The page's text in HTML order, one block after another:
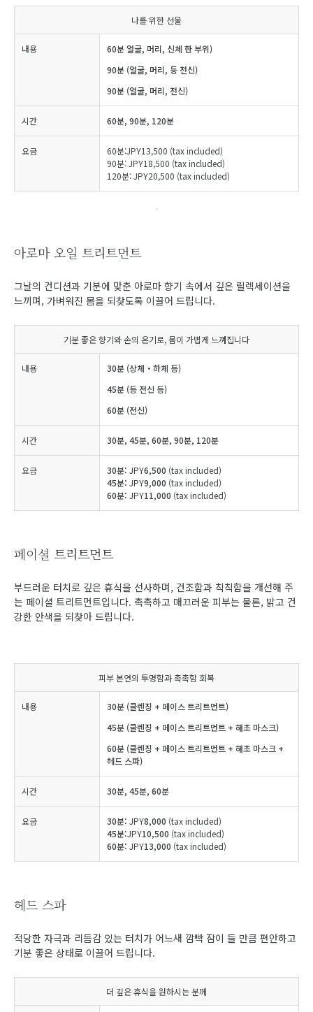
나를 위한 선물
내용
60분 얼굴, 머리, 신체 한 부위)
90분 (얼굴, 머리, 등 전신)
90분 (얼굴, 머리, 전신)
시간 60분, 90분, 120분
요금
60분:JPY13,500 (tax included)
90분: JPY18,500 (tax included)
120분: JPY20,500 (tax included)
아로마 오일 트리트먼트
그날의 컨디션과 기분에 맞춘 아로마 향기 속에서 깊은 릴렉세이션을
느끼며, 가벼워진 몸을 되찾도록 이끌어 드립니다.
기분 좋은 향기와 손의 온기로, 몸이 가볍게 느껴집니다
내용
30분 (상체・하체 등)
45분 (등 전신 등)
60분 (전신)
시간 30분, 45분, 60분, 90분, 120분
요금 30분: JPY6,500 (tax included)
45분: JPY9,000 (tax included)
60분: JPY11,000 (tax included)
페이셜 트리트먼트
부드러운 터치로 깊은 휴식을 선사하며, 건조함과 칙칙함을 개선해 주
는 페이셜 트리트먼트입니다. 촉촉하고 매끄러운 피부는 물론, 밝고 건
강한 안색을 되찾아 드립니다.
피부 본연의 투명함과 촉촉함 회복
내용
30분 (클렌징 + 페이스 트리트먼트)
45분 (클렌징 + 페이스 트리트먼트 + 해초 마스크)
60분 (클렌징 + 페이스 트리트먼트 + 해초 마스크 +
헤드 스파)
시간 30분, 45분, 60분
요금 30분: JPY8,000 (tax included)
45분:JPY10,500 (tax included)
60분: JPY13,000 (tax included)
헤드 스파
적당한 자극과 리듬감 있는 터치가 어느새 깜빡 잠이 들 만큼 편안하고
기분 좋은 상태로 이끌어 드립니다.
더 깊은 휴식을 원하시는 분께